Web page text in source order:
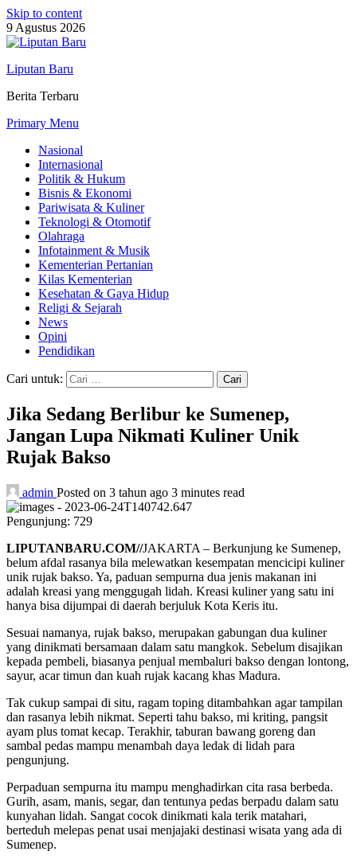
Skip to content
9 Agustus 2026
Liputan Baru
Berita Terbaru
Primary Menu
Nasional
Internasional
Politik & Hukum
Bisnis & Ekonomi
Pariwisata & Kuliner
Teknologi & Otomotif
Olahraga
Infotainment & Musik
Kementerian Pertanian
Kilas Kementerian
Kesehatan & Gaya Hidup
Religi & Sejarah
News
Opini
Pendidikan
Cari untuk:
Jika Sedang Berlibur ke Sumenep,
Jangan Lupa Nikmati Kuliner Unik
Rujak Bakso
admin Posted on 3 tahun ago 3 minutes read
Pengunjung: 729
LIPUTANBARU.COM//JAKARTA – Berkunjung ke Sumenep,
belum afdal rasanya bila melewatkan kesempatan mencicipi kuliner
unik rujak bakso. Ya, paduan sempurna dua jenis makanan ini
adalah kreasi yang menggugah lidah. Kreasi kuliner yang satu ini
hanya bisa dijumpai di daerah berjuluk Kota Keris itu.
Sesuai namanya, rujak bakso, merupakan gabungan dua kuliner
yang dinikmati bersamaan dalam satu mangkok. Sebelum disajikan
kepada pembeli, biasanya penjual membaluri bakso dengan lontong,
sayur, acar timun dan kuah rujak kacang khas Madura.
Tak cukup sampai di situ, ragam toping ditambahkan agar tampilan
dan rasanya lebih nikmat. Seperti tahu bakso, mi kriting, pangsit
ayam plus tomat kecap. Terakhir, taburan bawang goreng dan
sambal pedas mampu menambah daya ledak di lidah para
pengunjung.
Perpaduan sempurna itu mampu menghadirkan cita rasa berbeda.
Gurih, asam, manis, segar, dan tentunya pedas berpadu dalam satu
kunyahan lidah. Sangat cocok dinikmati kala terik matahari,
berteduh melepas penat usai menjajaki destinasi wisata yang ada di
Sumenep.